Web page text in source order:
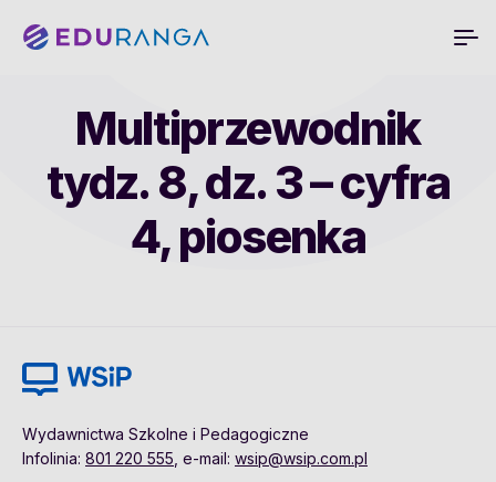
Multiprzewodnik
tydz. 8, dz. 3 – cyfra
4, piosenka
Wydawnictwa Szkolne i Pedagogiczne
Infolinia: 801 220 555 , e-mail: wsip@wsip.com.pl